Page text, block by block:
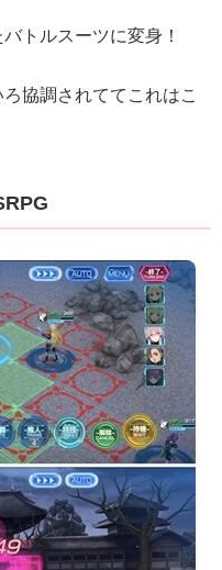
トルスーツに変身！
協調されててこれはこ